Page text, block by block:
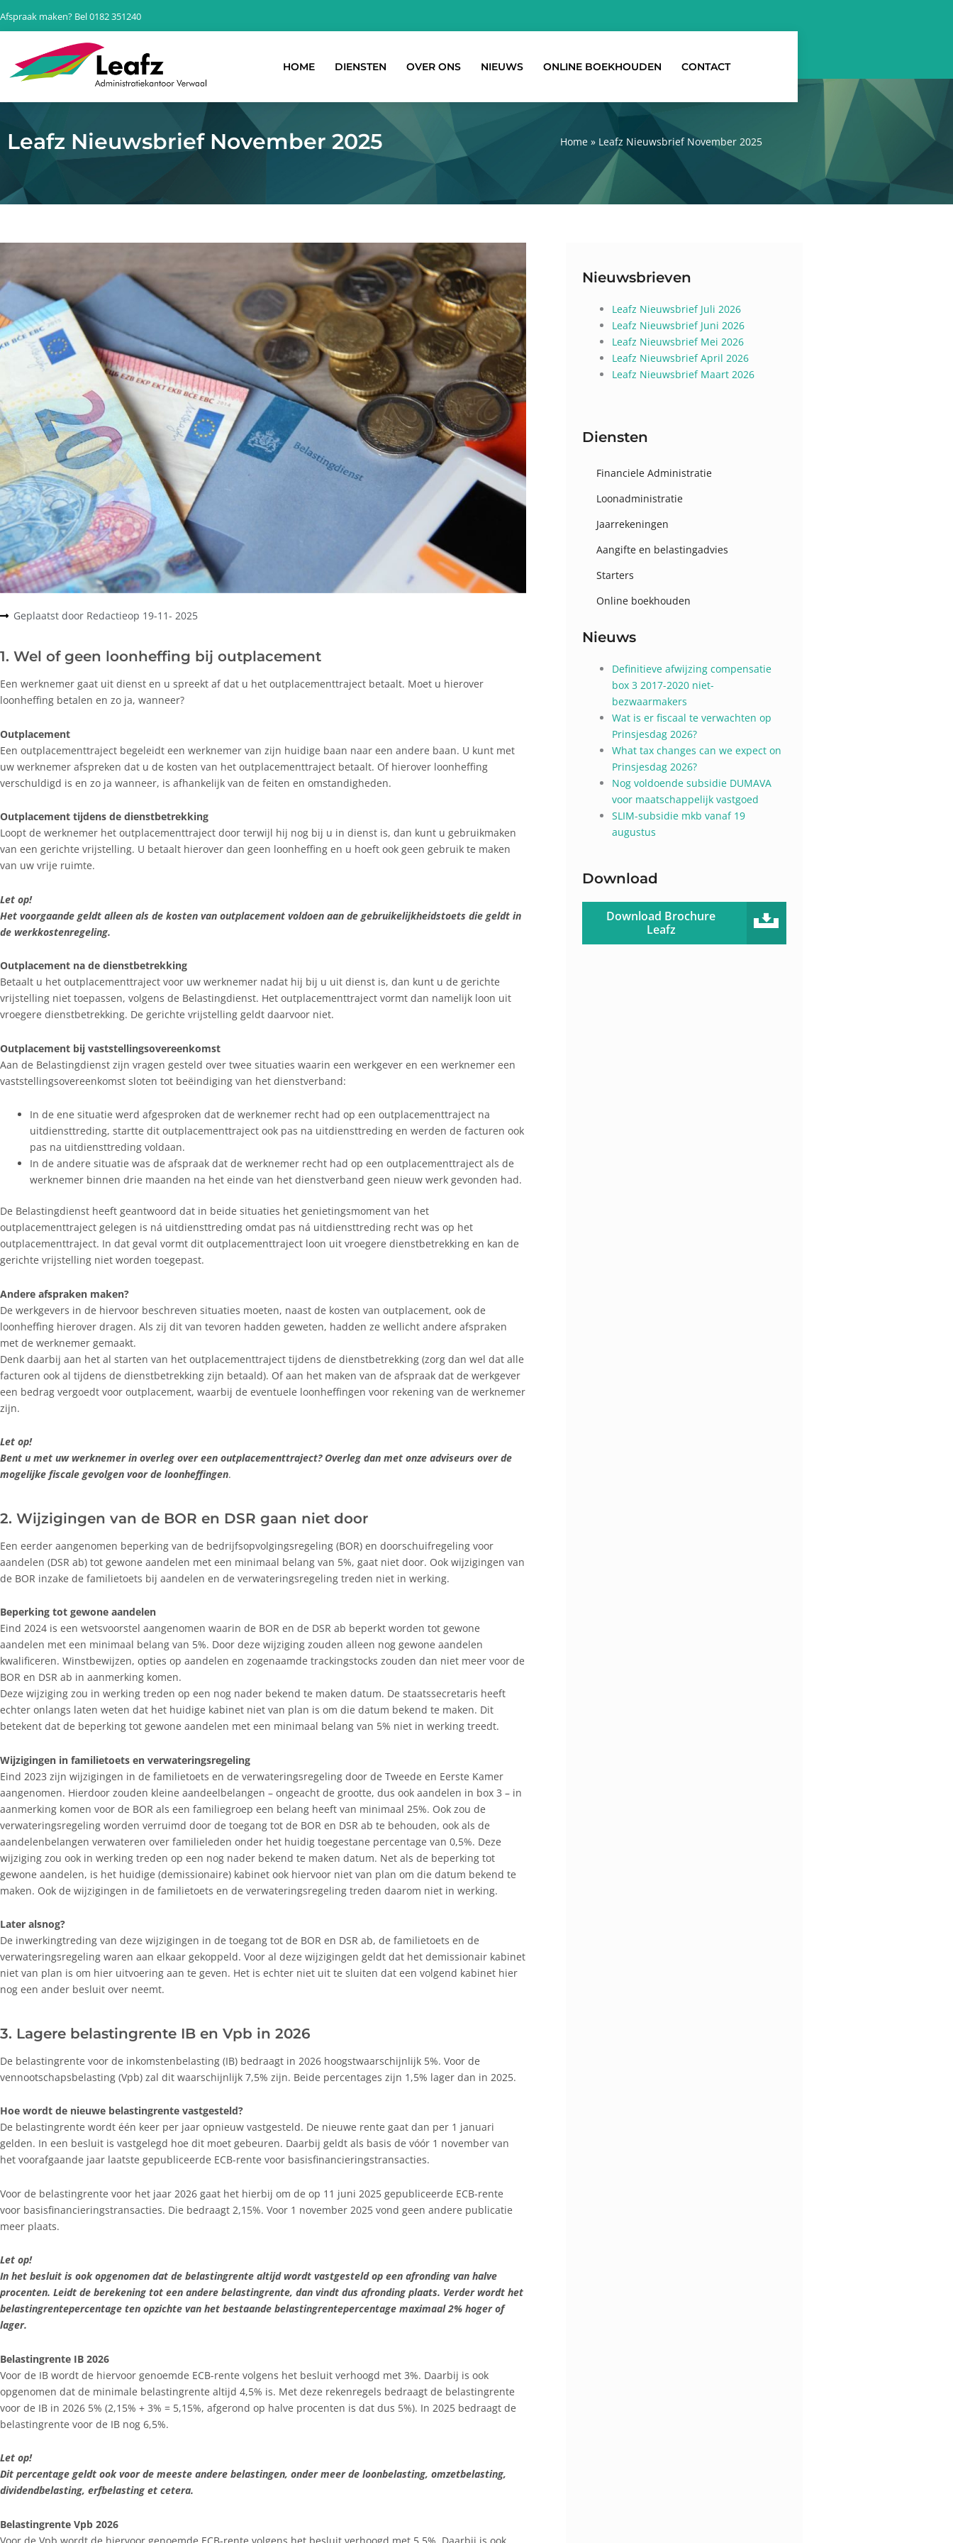
naar
inhoud
Afspraak maken? Bel 0182 351240
HOME DIENSTEN OVER ONS NIEUWS ONLINE BOEKHOUDEN CONTACT
Leafz Nieuwsbrief November 2025 Home » Leafz Nieuwsbrief November 2025
Geplaatst door Redactieop 19-11- 2025
1. Wel of geen loonheffing bij outplacement
Een werknemer gaat uit dienst en u spreekt af dat u het outplacementtraject betaalt. Moet u hierover
loonheffing betalen en zo ja, wanneer?
Outplacement
Een outplacementtraject begeleidt een werknemer van zijn huidige baan naar een andere baan. U kunt met
uw werknemer afspreken dat u de kosten van het outplacementtraject betaalt. Of hierover loonheffing
verschuldigd is en zo ja wanneer, is afhankelijk van de feiten en omstandigheden.
Outplacement tijdens de dienstbetrekking
Loopt de werknemer het outplacementtraject door terwijl hij nog bij u in dienst is, dan kunt u gebruikmaken
van een gerichte vrijstelling. U betaalt hierover dan geen loonheffing en u hoeft ook geen gebruik te maken
van uw vrije ruimte.
Let op!
Het voorgaande geldt alleen als de kosten van outplacement voldoen aan de gebruikelijkheidstoets die geldt in
de werkkostenregeling.
Outplacement na de dienstbetrekking
Betaalt u het outplacementtraject voor uw werknemer nadat hij bij u uit dienst is, dan kunt u de gerichte
vrijstelling niet toepassen, volgens de Belastingdienst. Het outplacementtraject vormt dan namelijk loon uit
vroegere dienstbetrekking. De gerichte vrijstelling geldt daarvoor niet.
Outplacement bij vaststellingsovereenkomst
Aan de Belastingdienst zijn vragen gesteld over twee situaties waarin een werkgever en een werknemer een
vaststellingsovereenkomst sloten tot beëindiging van het dienstverband:
In de ene situatie werd afgesproken dat de werknemer recht had op een outplacementtraject na
uitdiensttreding, startte dit outplacementtraject ook pas na uitdiensttreding en werden de facturen ook
pas na uitdiensttreding voldaan.
In de andere situatie was de afspraak dat de werknemer recht had op een outplacementtraject als de
werknemer binnen drie maanden na het einde van het dienstverband geen nieuw werk gevonden had.
De Belastingdienst heeft geantwoord dat in beide situaties het genietingsmoment van het
outplacementtraject gelegen is ná uitdiensttreding omdat pas ná uitdiensttreding recht was op het
outplacementtraject. In dat geval vormt dit outplacementtraject loon uit vroegere dienstbetrekking en kan de
gerichte vrijstelling niet worden toegepast.
Andere afspraken maken?
De werkgevers in de hiervoor beschreven situaties moeten, naast de kosten van outplacement, ook de
loonheffing hierover dragen. Als zij dit van tevoren hadden geweten, hadden ze wellicht andere afspraken
met de werknemer gemaakt.
Denk daarbij aan het al starten van het outplacementtraject tijdens de dienstbetrekking (zorg dan wel dat alle
facturen ook al tijdens de dienstbetrekking zijn betaald). Of aan het maken van de afspraak dat de werkgever
een bedrag vergoedt voor outplacement, waarbij de eventuele loonheffingen voor rekening van de werknemer
zijn.
Let op!
Bent u met uw werknemer in overleg over een outplacementtraject? Overleg dan met onze adviseurs over de
mogelijke fiscale gevolgen voor de loonheffingen.
2. Wijzigingen van de BOR en DSR gaan niet door
Een eerder aangenomen beperking van de bedrijfsopvolgingsregeling (BOR) en doorschuifregeling voor
aandelen (DSR ab) tot gewone aandelen met een minimaal belang van 5%, gaat niet door. Ook wijzigingen van
de BOR inzake de familietoets bij aandelen en de verwateringsregeling treden niet in werking.
Beperking tot gewone aandelen
Eind 2024 is een wetsvoorstel aangenomen waarin de BOR en de DSR ab beperkt worden tot gewone
aandelen met een minimaal belang van 5%. Door deze wijziging zouden alleen nog gewone aandelen
kwalificeren. Winstbewijzen, opties op aandelen en zogenaamde trackingstocks zouden dan niet meer voor de
BOR en DSR ab in aanmerking komen.
Deze wijziging zou in werking treden op een nog nader bekend te maken datum. De staatssecretaris heeft
echter onlangs laten weten dat het huidige kabinet niet van plan is om die datum bekend te maken. Dit
betekent dat de beperking tot gewone aandelen met een minimaal belang van 5% niet in werking treedt.
Wijzigingen in familietoets en verwateringsregeling
Eind 2023 zijn wijzigingen in de familietoets en de verwateringsregeling door de Tweede en Eerste Kamer
aangenomen. Hierdoor zouden kleine aandeelbelangen – ongeacht de grootte, dus ook aandelen in box 3 – in
aanmerking komen voor de BOR als een familiegroep een belang heeft van minimaal 25%. Ook zou de
verwateringsregeling worden verruimd door de toegang tot de BOR en DSR ab te behouden, ook als de
aandelenbelangen verwateren over familieleden onder het huidig toegestane percentage van 0,5%. Deze
wijziging zou ook in werking treden op een nog nader bekend te maken datum. Net als de beperking tot
gewone aandelen, is het huidige (demissionaire) kabinet ook hiervoor niet van plan om die datum bekend te
maken. Ook de wijzigingen in de familietoets en de verwateringsregeling treden daarom niet in werking.
Later alsnog?
De inwerkingtreding van deze wijzigingen in de toegang tot de BOR en DSR ab, de familietoets en de
verwateringsregeling waren aan elkaar gekoppeld. Voor al deze wijzigingen geldt dat het demissionair kabinet
niet van plan is om hier uitvoering aan te geven. Het is echter niet uit te sluiten dat een volgend kabinet hier
nog een ander besluit over neemt.
3. Lagere belastingrente IB en Vpb in 2026
De belastingrente voor de inkomstenbelasting (IB) bedraagt in 2026 hoogstwaarschijnlijk 5%. Voor de
vennootschapsbelasting (Vpb) zal dit waarschijnlijk 7,5% zijn. Beide percentages zijn 1,5% lager dan in 2025.
Hoe wordt de nieuwe belastingrente vastgesteld?
De belastingrente wordt één keer per jaar opnieuw vastgesteld. De nieuwe rente gaat dan per 1 januari
gelden. In een besluit is vastgelegd hoe dit moet gebeuren. Daarbij geldt als basis de vóór 1 november van
het voorafgaande jaar laatste gepubliceerde ECB-rente voor basisfinancieringstransacties.
Voor de belastingrente voor het jaar 2026 gaat het hierbij om de op 11 juni 2025 gepubliceerde ECB-rente
voor basisfinancieringstransacties. Die bedraagt 2,15%. Voor 1 november 2025 vond geen andere publicatie
meer plaats.
Let op!
In het besluit is ook opgenomen dat de belastingrente altijd wordt vastgesteld op een afronding van halve
procenten. Leidt de berekening tot een andere belastingrente, dan vindt dus afronding plaats. Verder wordt het
belastingrentepercentage ten opzichte van het bestaande belastingrentepercentage maximaal 2% hoger of
lager.
Belastingrente IB 2026
Voor de IB wordt de hiervoor genoemde ECB-rente volgens het besluit verhoogd met 3%. Daarbij is ook
opgenomen dat de minimale belastingrente altijd 4,5% is. Met deze rekenregels bedraagt de belastingrente
voor de IB in 2026 5% (2,15% + 3% = 5,15%, afgerond op halve procenten is dat dus 5%). In 2025 bedraagt de
belastingrente voor de IB nog 6,5%.
Let op!
Dit percentage geldt ook voor de meeste andere belastingen, onder meer de loonbelasting, omzetbelasting,
dividendbelasting, erfbelasting et cetera.
Belastingrente Vpb 2026
Nieuwsbrieven
Leafz Nieuwsbrief Juli 2026
Leafz Nieuwsbrief Juni 2026
Leafz Nieuwsbrief Mei 2026
Leafz Nieuwsbrief April 2026
Leafz Nieuwsbrief Maart 2026
Diensten
Financiele Administratie
Loonadministratie
Jaarrekeningen
Aangifte en belastingadvies
Starters
Online boekhouden
Nieuws
Definitieve afwijzing compensatie
box 3 2017-2020 niet-
bezwaarmakers
Wat is er fiscaal te verwachten op
Prinsjesdag 2026?
What tax changes can we expect on
Prinsjesdag 2026?
Nog voldoende subsidie DUMAVA
voor maatschappelijk vastgoed
SLIM-subsidie mkb vanaf 19
augustus
Download
Download Brochure
Leafz